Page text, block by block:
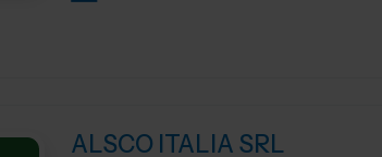
ALSCO ITALIA SRL